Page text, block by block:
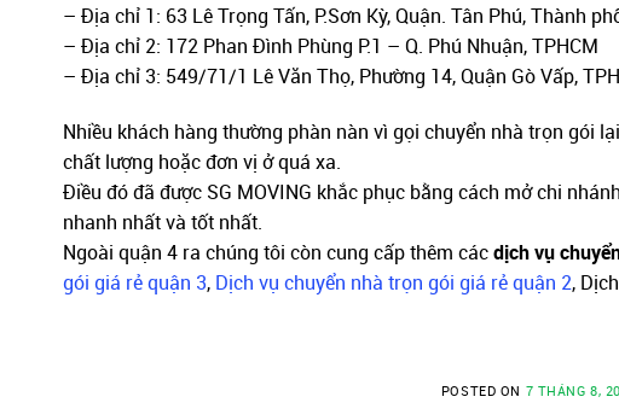
– Địa chỉ 1: 63 Lê Trọng Tấn, P.Sơn Kỳ, Quận. Tân Phú, Thành
– Địa chỉ 2: 172 Phan Đình Phùng P.1 – Q. Phú Nhuận, TPHCM
– Địa chỉ 3: 549/71/1 Lê Văn Thọ, Phường 14, Quận Gò Vấp,
Nhiều khách hàng thường phàn nàn vì gọi chuyển nhà trọn gói
chất lượng hoặc đơn vị ở quá xa.
Điều đó đã được SG MOVING khắc phục bằng cách mở chi
nhanh nhất và tốt nhất.
Ngoài quận 4 ra chúng tôi còn cung cấp thêm cácdịch vụ
gói giá rẻ quận 3, Dịch vụ chuyển nhà trọn gói giá rẻ quận 2,
POSTED ON 7 THÁNG 8,